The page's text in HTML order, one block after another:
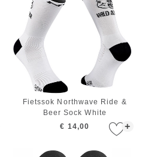
+
Fietssok Northwave Ride &
Beer Sock White
€ 14,00